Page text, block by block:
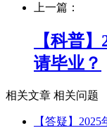
上一篇：
【科普
请毕业？
相关文章 相关问题
【答疑】